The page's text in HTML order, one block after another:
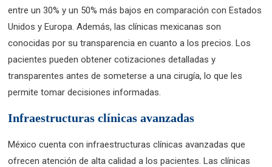
entre un 30% y un 50% más bajos en comparación con Estados
Unidos y Europa. Además, las clínicas mexicanas son
conocidas por su transparencia en cuanto a los precios. Los
pacientes pueden obtener cotizaciones detalladas y
transparentes antes de someterse a una cirugía, lo que les
permite tomar decisiones informadas.
Infraestructuras clínicas avanzadas
México cuenta con infraestructuras clínicas avanzadas que
ofrecen atención de alta calidad a los pacientes. Las clínicas